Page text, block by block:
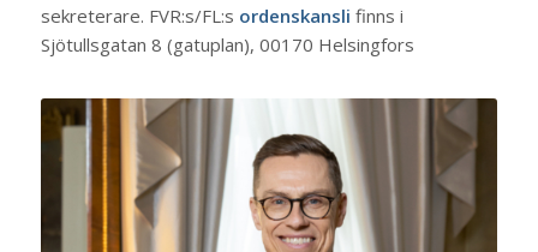
sekreterare. FVR:s/FL:s ordenskansli finns i
Sjötullsgatan 8 (gatuplan), 00170 Helsingfors